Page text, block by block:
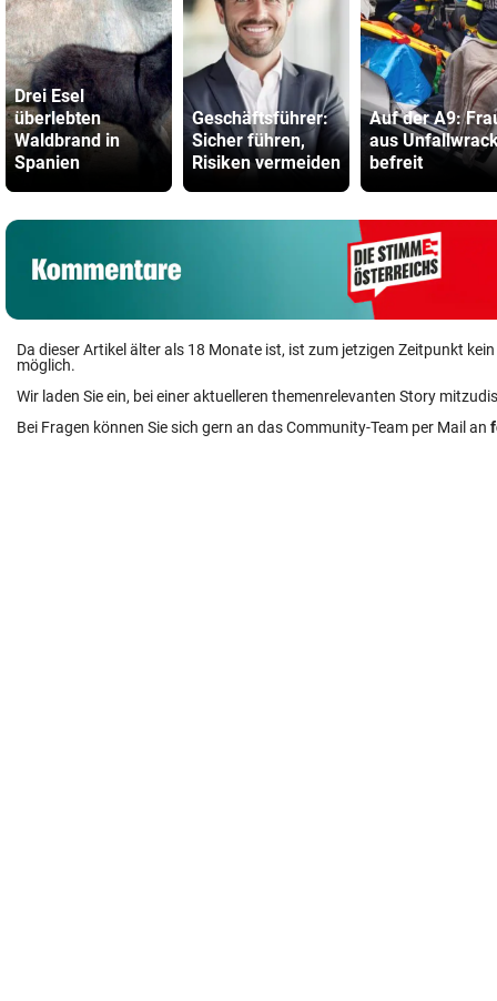
Drei Esel
überlebten
Waldbrand in
Spanien
Geschäftsführer:
Sicher führen,
Risiken vermeiden
Auf der A9:
aus
befreit
Da dieser Artikel älter als 18 Monate ist, ist zum jetzigen Zeitpunkt
möglich.
Wir laden Sie ein, bei einer aktuelleren themenrelevanten Story
Bei Fragen können Sie sich gern an das Community-Team per Mail an